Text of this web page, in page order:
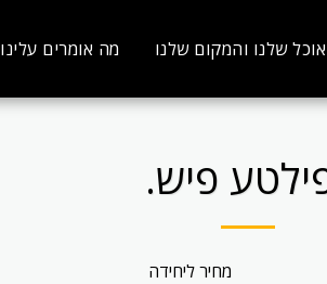
שלנו והמקום שלנו מה אומרים עלינו
פיש.
מחיר ליחידה